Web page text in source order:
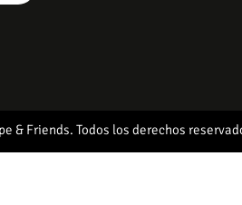
& Friends. Todos los derechos